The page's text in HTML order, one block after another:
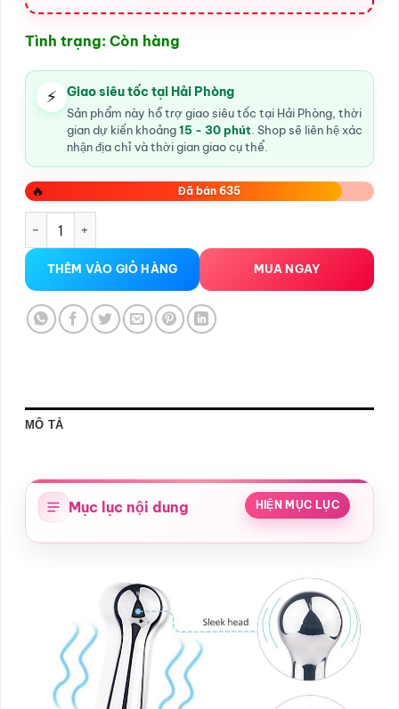
Tình trạng: Còn hàng
⚡ Giao siêu tốc tại Hải Phòng
Sản phẩm này hỗ trợ giao siêu tốc tại Hải Phòng, thời
gian dự kiến khoảng15 - 30 phút. Shop sẽ liên hệ xác
nhận địa chỉ và thời gian giao cụ thể.
🔥 Đã bán 635
THÊM VÀO GIỎ HÀNG MUA NGAY
MÔ TẢ
Mục lục nội dung HIỆN MỤC LỤC